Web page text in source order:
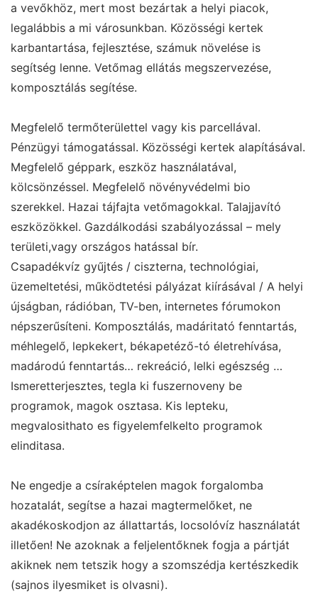
a vevőkhöz, mert most bezártak a helyi piacok,
legalábbis a mi városunkban. Közösségi kertek
karbantartása, fejlesztése, számuk növelése is
segítség lenne. Vetőmag ellátás megszervezése,
komposztálás segítése.
Megfelelő termőterülettel vagy kis parcellával.
Pénzügyi támogatással. Közösségi kertek alapításával.
Megfelelő géppark, eszköz használatával,
kölcsönzéssel. Megfelelő növényvédelmi bio
szerekkel. Hazai tájfajta vetőmagokkal. Talajjavító
eszközökkel. Gazdálkodási szabályozással – mely
területi,vagy országos hatással bír.
Csapadékvíz gyűjtés / ciszterna, technológiai,
üzemeltetési, működtetési pályázat kiírásával / A helyi
újságban, rádióban, TV-ben, internetes fórumokon
népszerűsíteni. Komposztálás, madáritató fenntartás,
méhlegelő, lepkekert, békapetéző-tó életrehívása,
madárodú fenntartás… rekreáció, lelki egészség …
Ismeretterjesztes, tegla ki fuszernoveny be
programok, magok osztasa. Kis lepteku,
megvalosithato es figyelemfelkelto programok
elinditasa.
Ne engedje a csíraképtelen magok forgalomba
hozatalát, segítse a hazai magtermelőket, ne
akadékoskodjon az állattartás, locsolóvíz használatát
illetően! Ne azoknak a feljelentőknek fogja a pártját
akiknek nem tetszik hogy a szomszédja kertészkedik
(sajnos ilyesmiket is olvasni).